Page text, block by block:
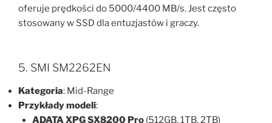
oferuje prędkości do 5000/4400 MB/s. Jest często
stosowany w SSD dla entuzjastów i graczy.
5. SMI SM2262EN
Kategoria: Mid-Range
Przykłady modeli:
ADATA XPG SX8200 Pro(512GB, 1TB, 2TB)